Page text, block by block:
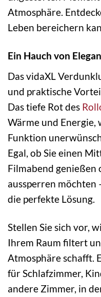
Atmosphäre.
Leben bereichern
Ein Hauch von
Das vidaXL
und praktische
Das tiefe Rot des
Wärme und
Funktion
Egal, ob Sie einen
Filmabend genießen
aussperren möchten
die perfekte Lösung.
Stellen Sie sich vor,
Ihrem Raum filtert
Atmosphäre schafft.
für Schlafzimmer,
andere Zimmer, in